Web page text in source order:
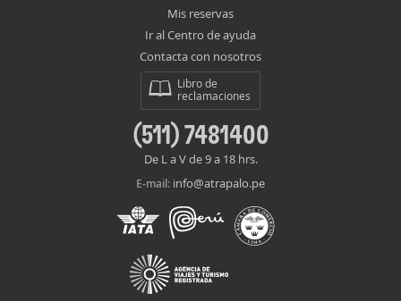
Mis reservas
Ir al Centro de ayuda
Contacta con nosotros
Libro de
reclamaciones
(511) 7481400
De L a V de 9 a 18 hrs.
E-mail: info@atrapalo.pe